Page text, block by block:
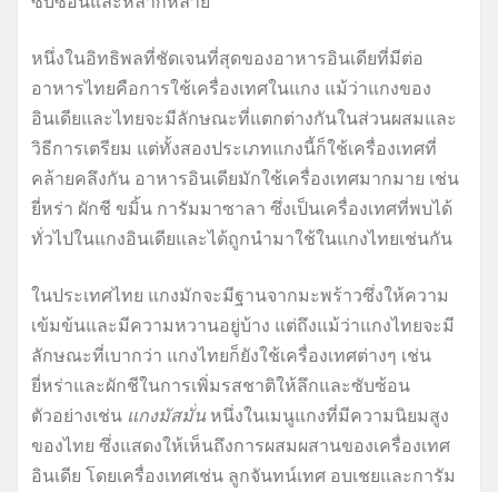
หนึ่งในอิทธิพลที่ชัดเจนที่สุดของอาหารอินเดียที่มีต่อ
อาหารไทยคือการใช้เครื่องเทศในแกง แม้ว่าแกงของ
อินเดียและไทยจะมีลักษณะที่แตกต่างกันในส่วนผสมและ
วิธีการเตรียม แต่ทั้งสองประเภทแกงนี้ก็ใช้เครื่องเทศที่
คล้ายคลึงกัน อาหารอินเดียมักใช้เครื่องเทศมากมาย เช่น
ยี่หร่า ผักชี ขมิ้น การัมมาซาลา ซึ่งเป็นเครื่องเทศที่พบได้
ทั่วไปในแกงอินเดียและได้ถูกนำมาใช้ในแกงไทยเช่นกัน
ในประเทศไทย แกงมักจะมีฐานจากมะพร้าวซึ่งให้ความ
เข้มข้นและมีความหวานอยู่บ้าง แต่ถึงแม้ว่าแกงไทยจะมี
ลักษณะที่เบากว่า แกงไทยก็ยังใช้เครื่องเทศต่างๆ เช่น
ยี่หร่าและผักชีในการเพิ่มรสชาติให้ลึกและซับซ้อน
ตัวอย่างเช่น แกงมัสมั่น หนึ่งในเมนูแกงที่มีความนิยมสูง
ของไทย ซึ่งแสดงให้เห็นถึงการผสมผสานของเครื่องเทศ
อินเดีย โดยเครื่องเทศเช่น ลูกจันทน์เทศ อบเชยและการัม